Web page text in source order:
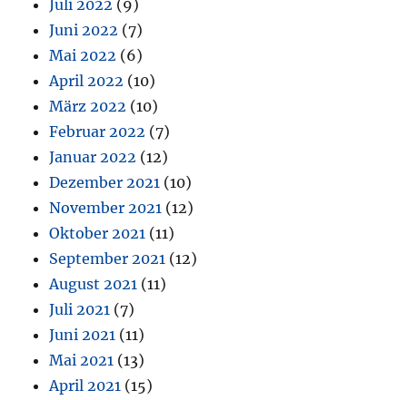
Juli 2022 (9)
Juni 2022 (7)
Mai 2022 (6)
April 2022 (10)
März 2022 (10)
Februar 2022 (7)
Januar 2022 (12)
Dezember 2021 (10)
November 2021 (12)
Oktober 2021 (11)
September 2021 (12)
August 2021 (11)
Juli 2021 (7)
Juni 2021 (11)
Mai 2021 (13)
April 2021 (15)